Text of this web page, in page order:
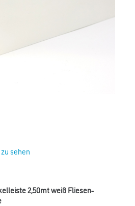
sehen
2,50mt weiß Fliesen-